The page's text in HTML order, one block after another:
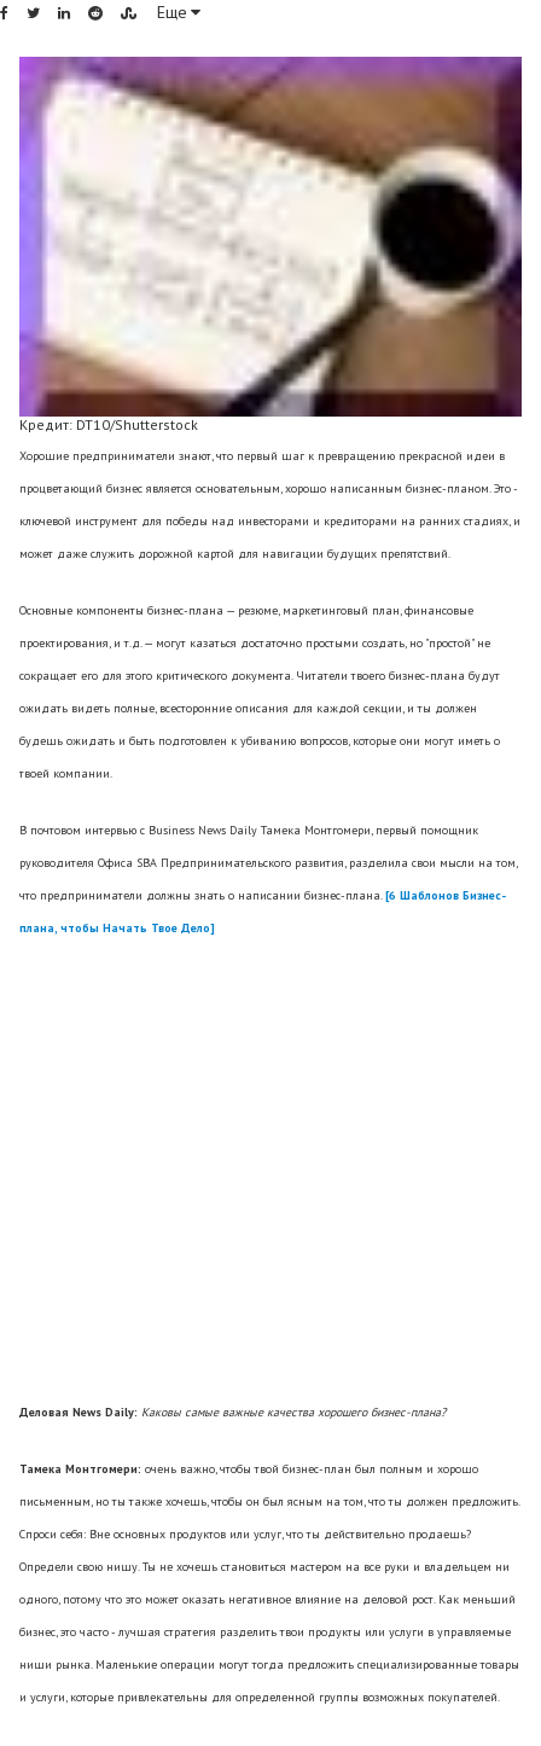
Еще
Кредит: DT10/Shutterstock
Хорошие предприниматели знают, что первый шаг к превращению прекрасной идеи в
процветающий бизнес является основательным, хорошо написанным бизнес-планом. Это -
ключевой инструмент для победы над инвесторами и кредиторами на ранних стадиях, и
может даже служить дорожной картой для навигации будущих препятствий.
Основные компоненты бизнес-плана — резюме, маркетинговый план, финансовые
проектирования, и т.д. — могут казаться достаточно простыми создать, но "простой" не
сокращает его для этого критического документа. Читатели твоего бизнес-плана будут
ожидать видеть полные, всесторонние описания для каждой секции, и ты должен
будешь ожидать и быть подготовлен к убиванию вопросов, которые они могут иметь о
твоей компании.
В почтовом интервью с Business News Daily Тамека Монтгомери, первый помощник
руководителя Офиса SBA Предпринимательского развития, разделила свои мысли на том,
что предприниматели должны знать о написании бизнес-плана.[6 Шаблонов Бизнес-
плана, чтобы Начать Твое Дело]
Деловая News Daily: Каковы самые важные качества хорошего бизнес-плана?
Тамека Монтгомери: очень важно, чтобы твой бизнес-план был полным и хорошо
письменным, но ты также хочешь, чтобы он был ясным на том, что ты должен предложить.
Спроси себя: Вне основных продуктов или услуг, что ты действительно продаешь?
Определи свою нишу. Ты не хочешь становиться мастером на все руки и владельцем ни
одного, потому что это может оказать негативное влияние на деловой рост. Как меньший
бизнес, это часто - лучшая стратегия разделить твои продукты или услуги в управляемые
ниши рынка. Маленькие операции могут тогда предложить специализированные товары
и услуги, которые привлекательны для определенной группы возможных покупателей.